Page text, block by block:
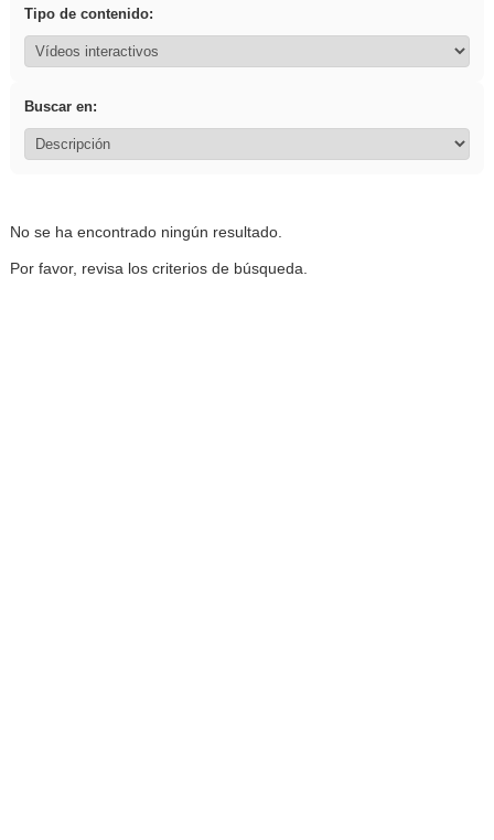
Tipo de contenido:
Buscar en:
No se ha encontrado ningún resultado.
Por favor, revisa los criterios de búsqueda.